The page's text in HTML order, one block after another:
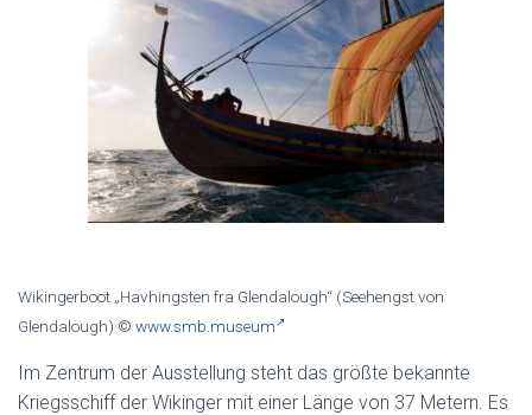
Wikingerboot „Havhingsten fra Glendalough“ (Seehengst von
Glendalough) © www.smb.museum
Im Zentrum der Ausstellung steht das größte bekannte
Kriegsschiff der Wikinger mit einer Länge von 37 Metern. Es